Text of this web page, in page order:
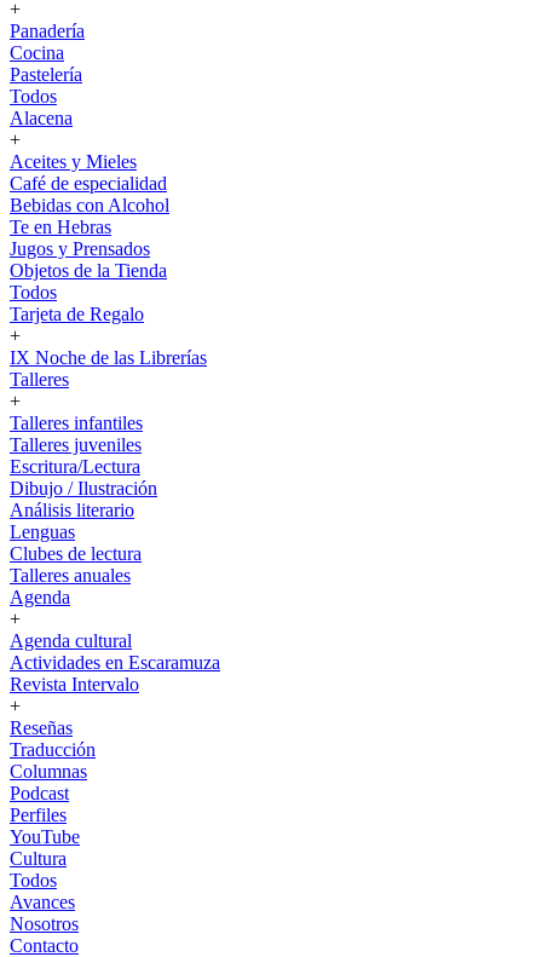
+
Panadería
Cocina
Pastelería
Todos
Alacena
+
Aceites y Mieles
Café de especialidad
Bebidas con Alcohol
Te en Hebras
Jugos y Prensados
Objetos de la Tienda
Todos
Tarjeta de Regalo
+
IX Noche de las Librerías
Talleres
+
Talleres infantiles
Talleres juveniles
Escritura/Lectura
Dibujo / Ilustración
Análisis literario
Lenguas
Clubes de lectura
Talleres anuales
Agenda
+
Agenda cultural
Actividades en Escaramuza
Revista Intervalo
+
Reseñas
Traducción
Columnas
Podcast
Perfiles
YouTube
Cultura
Todos
Avances
Nosotros
Contacto